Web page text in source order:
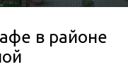
в районе